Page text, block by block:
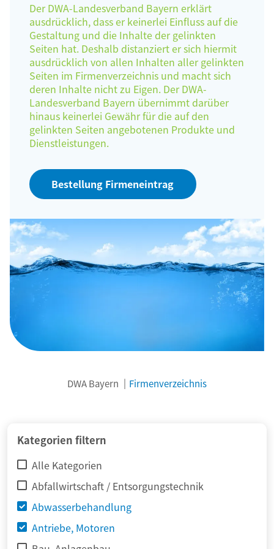
Der DWA-Landesverband Bayern erklärt
ausdrücklich, dass er keinerlei Einfluss auf die
Gestaltung und die Inhalte der gelinkten
Seiten hat. Deshalb distanziert er sich hiermit
ausdrücklich von allen Inhalten aller gelinkten
Seiten im Firmenverzeichnis und macht sich
deren Inhalte nicht zu Eigen. Der DWA-
Landesverband Bayern übernimmt darüber
hinaus keinerlei Gewähr für die auf den
gelinkten Seiten angebotenen Produkte und
Dienstleistungen.
Bestellung Firmeneintrag
DWA Bayern Firmenverzeichnis
Kategorien filtern
Alle Kategorien
Abfallwirtschaft / Entsorgungstechnik
Abwasserbehandlung
Antriebe, Motoren